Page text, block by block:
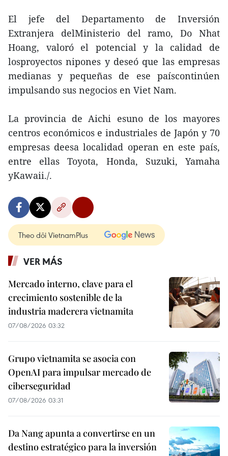
El jefe del Departamento de Inversión
Extranjera delMinisterio del ramo, Do Nhat
Hoang, valoró el potencial y la calidad de
losproyectos nipones y deseó que las empresas
medianas y pequeñas de ese paíscontinúen
impulsando sus negocios en Viet Nam.
La provincia de Aichi esuno de los mayores
centros económicos e industriales de Japón y 70
empresas deesa localidad operan en este país,
entre ellas Toyota, Honda, Suzuki, Yamaha
yKawaii./.
Theo dõi VietnamPlus
VER MÁS
Mercado interno, clave para el
crecimiento sostenible de la
industria maderera vietnamita
07/08/2026 03:32
Grupo vietnamita se asocia con
OpenAI para impulsar mercado de
ciberseguridad
07/08/2026 03:31
Da Nang apunta a convertirse en un
destino estratégico para la inversión